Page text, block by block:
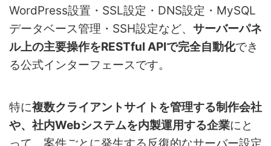
WordPress設置・SSL設定・DNS設定・MySQL
データベース管理・SSH設定など、 サーバーパネ
ル上の主要操作をRESTful APIで完全自動化でき
る公式インターフェースです。
特に複数クライアントサイトを管理する制作会社
や、社内Webシステムを内製運用する企業にと
って、案件ごとに発生する反復的なサーバー設定